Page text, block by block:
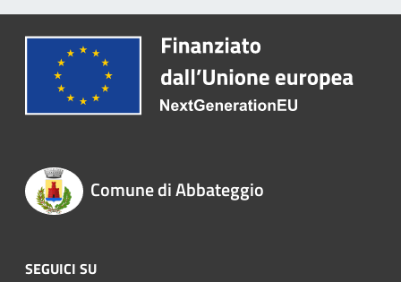
Comune di Abbateggio
SEGUICI SU